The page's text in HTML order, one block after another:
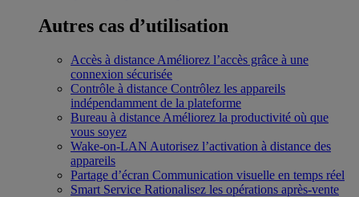
Autres cas d’utilisation
Accès à distance Améliorez l’accès grâce à une
connexion sécurisée
Contrôle à distance Contrôlez les appareils
indépendamment de la plateforme
Bureau à distance Améliorez la productivité où que
vous soyez
Wake-on-LAN Autorisez l’activation à distance des
appareils
Partage d’écran Communication visuelle en temps réel
Smart Service Rationalisez les opérations après-vente